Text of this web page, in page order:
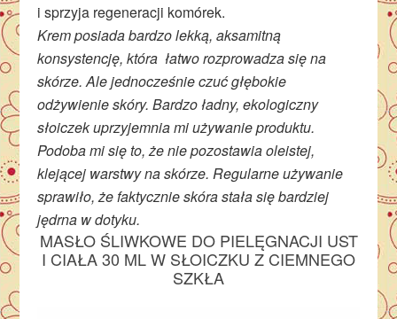
i sprzyja regeneracji komórek.
Krem posiada bardzo lekką, aksamitną
konsystencję, która łatwo rozprowadza się na
skórze. Ale jednocześnie czuć głębokie
odżywienie skóry. Bardzo ładny, ekologiczny
słoiczek uprzyjemnia mi używanie produktu.
Podoba mi się to, że nie pozostawia oleistej,
klejącej warstwy na skórze. Regularne używanie
sprawiło, że faktycznie skóra stała się bardziej
jędrna w dotyku.
MASŁO ŚLIWKOWE DO PIELĘGNACJI UST
I CIAŁA 30 ML W SŁOICZKU Z CIEMNEGO
SZKŁA